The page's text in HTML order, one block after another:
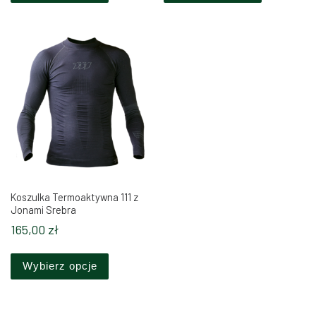
Koszulka Termoaktywna 111 z
Jonami Srebra
165,00 zł
Wybierz opcje
Ten produkt ma wiele wariantów. Opcje